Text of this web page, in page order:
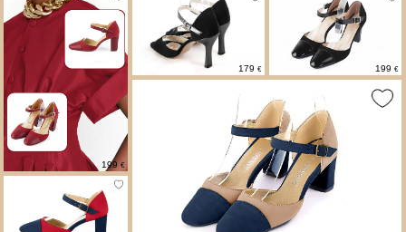
199 €
179 € 199 €